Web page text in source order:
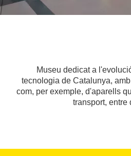
Museu dedicat a
tecnologia de Catalunya,
com, per exemple, d'aparells
transport, entre